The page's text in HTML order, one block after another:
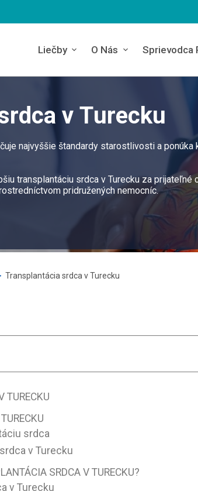
Liečby O Nás Sprievodca
v Turecku
najvyššie štandardy starostlivosti a
transplantáciu srdca v Turecku za
pridružených nemocníc.
Transplantácia srdca v Turecku
TURECKU
srdca
v Turecku
SRDCA V TURECKU?
v Turecku